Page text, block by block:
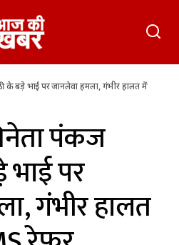
के बड़े भाई पर जानलेवा हमला, गंभीर हालत में
पंकज
भाई पर
गंभीर हालत